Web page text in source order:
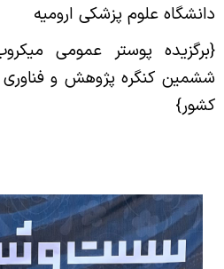
دانشگاه علوم پزشکی ارومیه
{برگزیده پوستر عمومی
ششمین کنگره پژوهش و
کشور}